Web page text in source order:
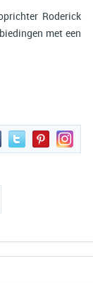
Roderick
met een